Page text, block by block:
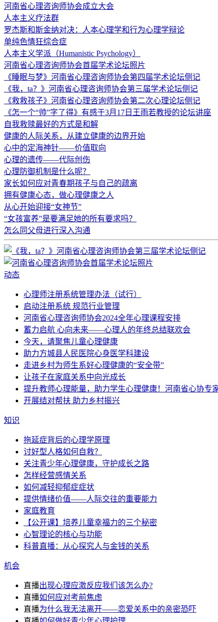
河南省心理咨询师协会成立大会
人本主义疗法群
罗杰斯和斯金纳对决：人本心理学和行为心理学辩论
单纯色情狂综合症
人本主义学派（Humanistic Psychology）
河南省心理咨询师协会首届学术论坛照片
《睡眠与梦》河南省心理咨询师协会第四届学术论坛侧记
《我，ta？》河南省心理咨询师协会第三届学术论坛侧记
《救救孩子》河南省心理咨询师协会第二次心理论坛侧记
《怎一个“帅”字了得》有感于3月17日王雨若教授的论坛讲座
自我救赎最好的方式是和解
健康的人际关系，从建立健康的边界开始
心中的定海神针——价值取向
心理的遗传——代际创伤
心理防御机制是什么呢？
家长如何应对青春期孩子与自己的疏离
拥有健康心态，做心理健康之人
从心开始迎接“女神节”
“女孩富养”是要满足她的所有要求吗？
怎么同父母进行深入沟通
动态
心理师注册系统管理办法（试行）
启动注册系统 规范行业管理
河南省心理咨询师协会2024全年心理课程安排
蓄力启航 心向未来——心理人的年终总结联欢会
今天，请聚焦儿童心理健康
助力方城县人民医院心身医学科建设
走进乡村为师生系好心理健康的“安全带”
让孩子在家庭关系中向光成长
提升教师心理能量，助力学生心理健康！河南省心协专
开展结对帮扶 助力乡村振兴
知识
拖延症背后的心理学原理
讨好型人格如何自救？
关注青少年心理健康，守护成长之路
怎样经营感情关系
如何减轻抑郁症症状
提供情绪价值——人际交往的重要能力
家庭教育
【公开课】培养儿童幸福力的三个秘密
心智理论的核心与功能
科普直播：从心探究人与金钱的关系
机会
直播出现心理应激反应我们该怎么办?
直播如何应对考前焦虑
直播为什么我无法离开——恋爱关系中的亲密恐吓